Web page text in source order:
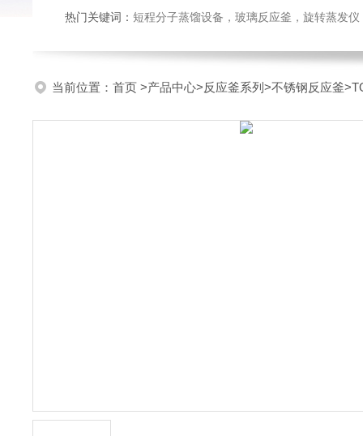
热门关键词： 短程分子蒸馏设备，玻璃反应釜，旋转蒸发
当前位置： 首页 >产品中心>反应釜系列 >不锈钢反应釜